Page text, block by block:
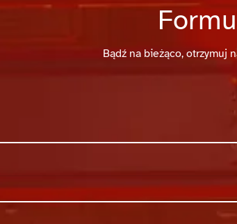
Bądź na bieżąco, otrzymuj